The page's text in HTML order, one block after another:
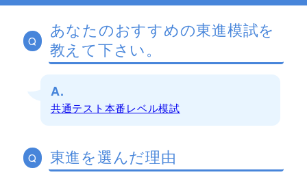
Q
あなたのおすすめの東進模試を
教えて下さい。
A.
共通テスト本番レベル模試
Q 東進を選んだ理由